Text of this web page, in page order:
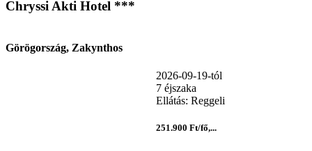
Chryssi Akti Hotel ***
Görögország, Zakynthos
2026-09-19-tól
7 éjszaka
Ellátás: Reggeli
251.900 Ft/fő,...